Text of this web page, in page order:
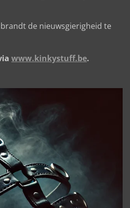
de nieuwsgierigheid te
www.kinkystuff.be.